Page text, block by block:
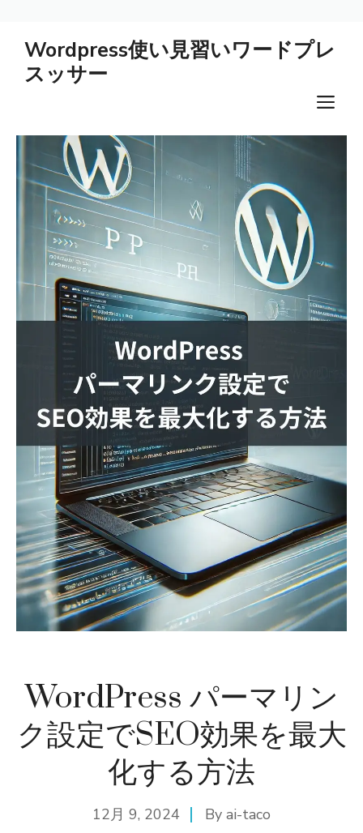
Wordpress使い見習いワードプレ
スッサー
メ
ニ
WordPress パーマリン
ク設定でSEO効果を最大
化する方法
12月 9, 2024 By ai-taco